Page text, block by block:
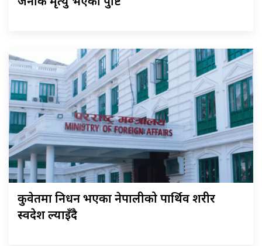
कुवेतमा निधन भएका नेपालीको पार्थिव शरीर
स्वदेश ल्याइँदै